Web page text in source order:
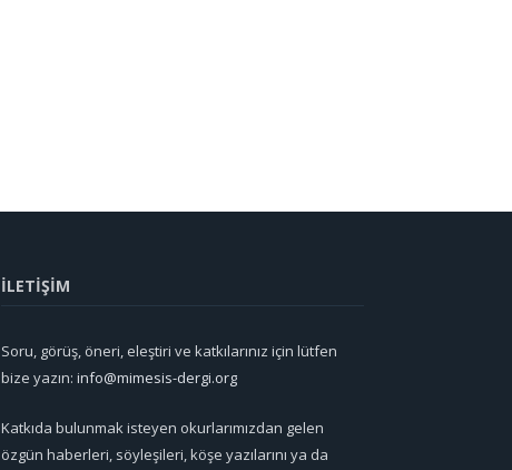
İLETİŞİM
Soru, görüş, öneri, eleştiri ve katkılarınız için lütfen
bize yazın: info@mimesis-dergi.org
Katkıda bulunmak isteyen okurlarımızdan gelen
özgün haberleri, söyleşileri, köşe yazılarını ya da